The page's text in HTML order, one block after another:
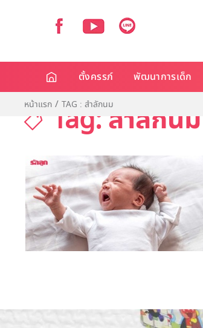
ตั้งครรภ์ พัฒนาการเด็ก
หน้าแรก TAG : สำลักนม
Tag: สำลักนม